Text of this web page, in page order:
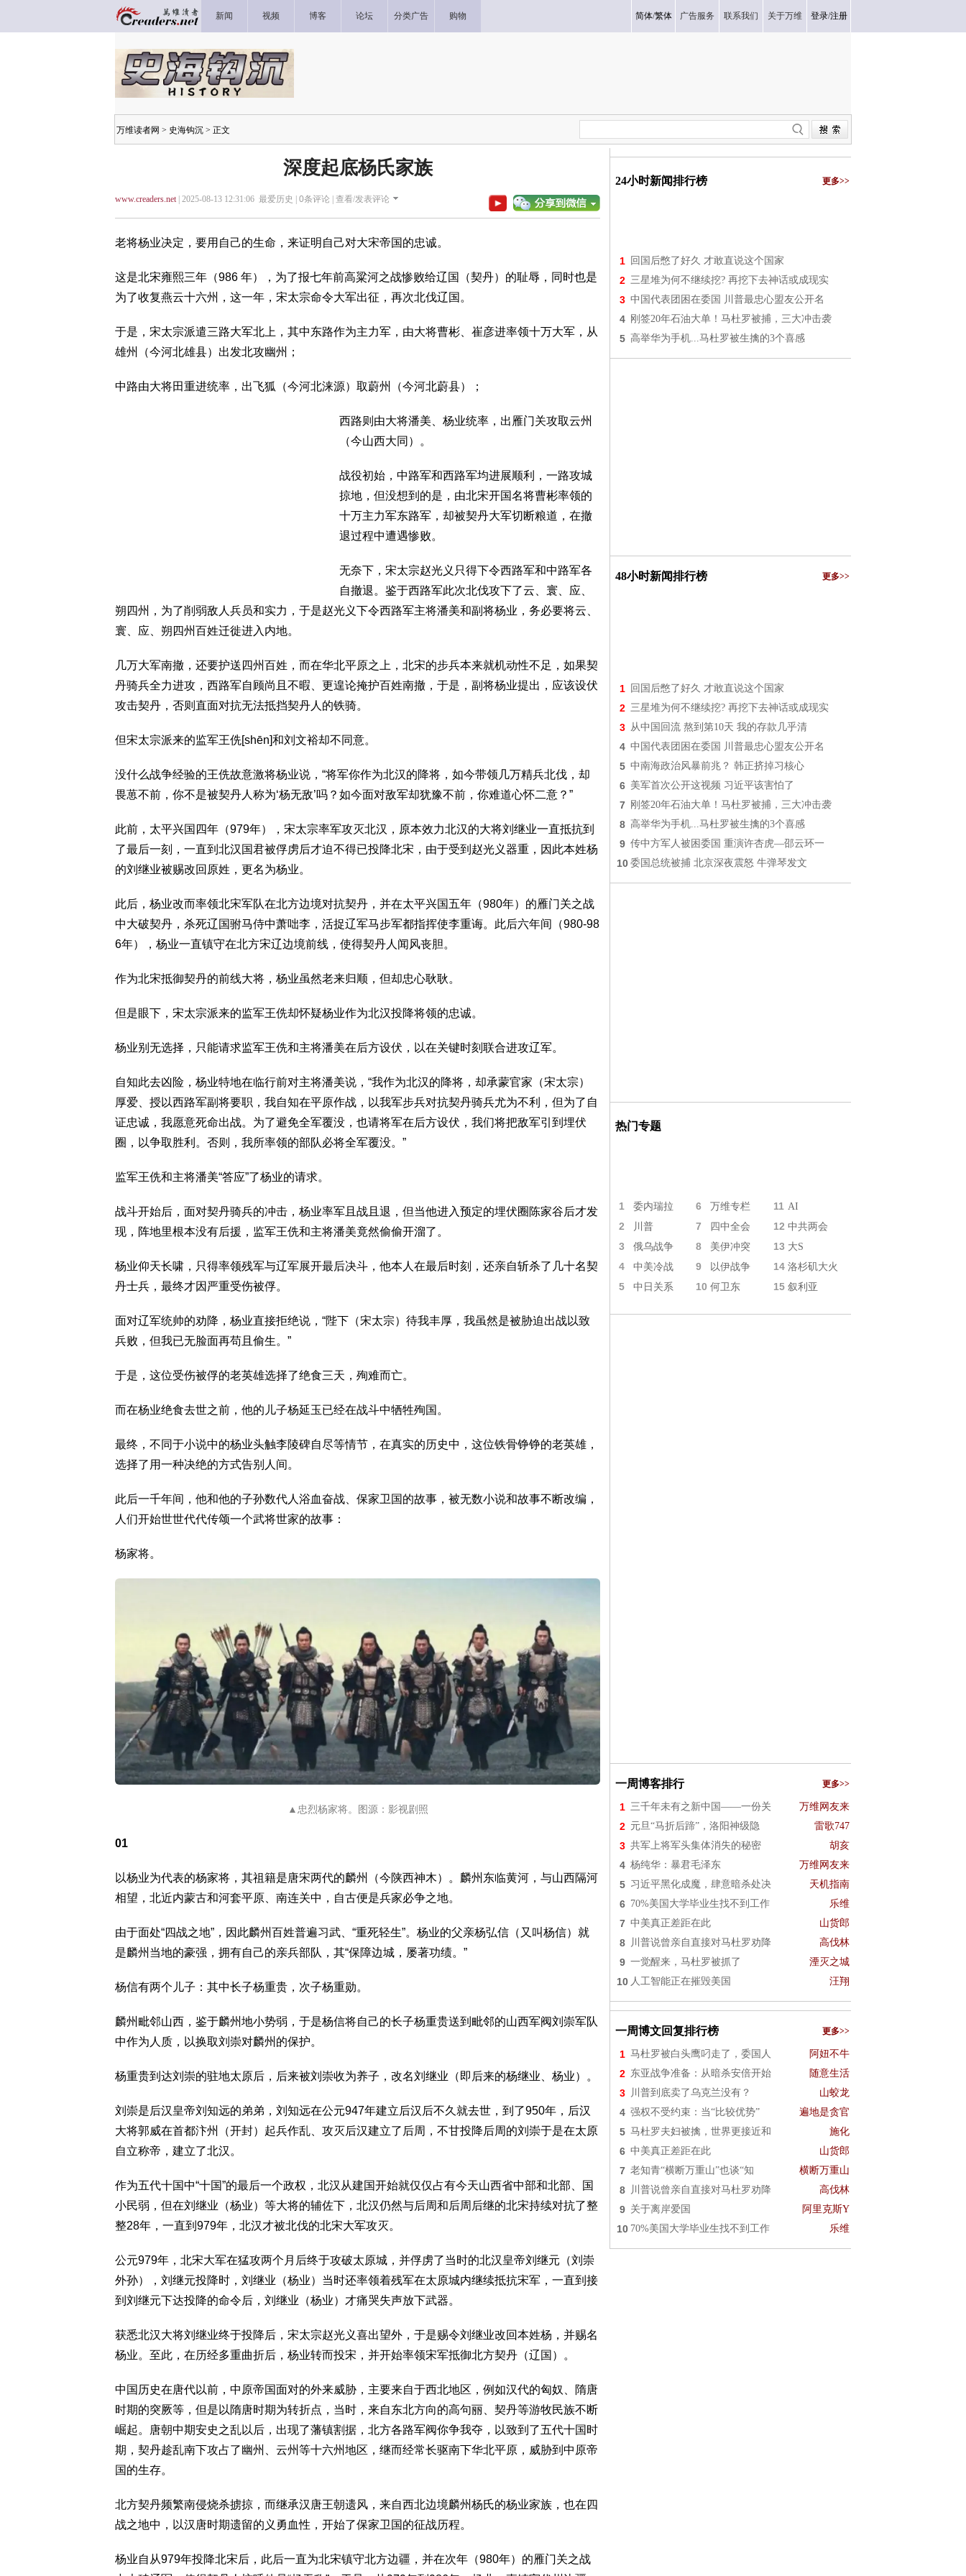
新闻 视频 博客 论坛 分类广告 购物 简体/繁体 广告服务 联系我们 关于万维 登录/注册
万维读者网 > 史海钩沉 > 正文
深度起底杨氏家族
www.creaders.net| 2025-08-13 12:31:06 最爱历史 | 0条评论 | 查看/发表评论
老将杨业决定，要用自己的生命，来证明自己对大宋帝国的忠诚。
这是北宋雍熙三年（986 年），为了报七年前高粱河之战惨败给辽国（契丹）的耻辱，同时也是
为了收复燕云十六州，这一年，宋太宗命令大军出征，再次北伐辽国。
于是，宋太宗派遣三路大军北上，其中东路作为主力军，由大将曹彬、崔彦进率领十万大军，从
雄州（今河北雄县）出发北攻幽州；
中路由大将田重进统率，出飞狐（今河北涞源）取蔚州（今河北蔚县）；
西路则由大将潘美、杨业统率，出雁门关攻取云州
（今山西大同）。
战役初始，中路军和西路军均进展顺利，一路攻城
掠地，但没想到的是，由北宋开国名将曹彬率领的
十万主力军东路军，却被契丹大军切断粮道，在撤
退过程中遭遇惨败。
无奈下，宋太宗赵光义只得下令西路军和中路军各
自撤退。鉴于西路军此次北伐攻下了云、寰、应、
朔四州，为了削弱敌人兵员和实力，于是赵光义下令西路军主将潘美和副将杨业，务必要将云、
寰、应、朔四州百姓迁徙进入内地。
几万大军南撤，还要护送四州百姓，而在华北平原之上，北宋的步兵本来就机动性不足，如果契
丹骑兵全力进攻，西路军自顾尚且不暇、更遑论掩护百姓南撤，于是，副将杨业提出，应该设伏
攻击契丹，否则直面对抗无法抵挡契丹人的铁骑。
但宋太宗派来的监军王侁[shēn]和刘文裕却不同意。
没什么战争经验的王侁故意激将杨业说，“将军你作为北汉的降将，如今带领几万精兵北伐，却
畏葸不前，你不是被契丹人称为‘杨无敌’吗？如今面对敌军却犹豫不前，你难道心怀二意？”
此前，太平兴国四年（979年），宋太宗率军攻灭北汉，原本效力北汉的大将刘继业一直抵抗到
了最后一刻，一直到北汉国君被俘虏后才迫不得已投降北宋，由于受到赵光义器重，因此本姓杨
的刘继业被赐改回原姓，更名为杨业。
此后，杨业改而率领北宋军队在北方边境对抗契丹，并在太平兴国五年（980年）的雁门关之战
中大破契丹，杀死辽国驸马侍中萧咄李，活捉辽军马步军都指挥使李重诲。此后六年间（980-98
6年），杨业一直镇守在北方宋辽边境前线，使得契丹人闻风丧胆。
作为北宋抵御契丹的前线大将，杨业虽然老来归顺，但却忠心耿耿。
但是眼下，宋太宗派来的监军王侁却怀疑杨业作为北汉投降将领的忠诚。
杨业别无选择，只能请求监军王侁和主将潘美在后方设伏，以在关键时刻联合进攻辽军。
自知此去凶险，杨业特地在临行前对主将潘美说，“我作为北汉的降将，却承蒙官家（宋太宗）
厚爱、授以西路军副将要职，我自知在平原作战，以我军步兵对抗契丹骑兵尤为不利，但为了自
证忠诚，我愿意死命出战。为了避免全军覆没，也请将军在后方设伏，我们将把敌军引到埋伏
圈，以争取胜利。否则，我所率领的部队必将全军覆没。”
监军王侁和主将潘美“答应”了杨业的请求。
战斗开始后，面对契丹骑兵的冲击，杨业率军且战且退，但当他进入预定的埋伏圈陈家谷后才发
现，阵地里根本没有后援，监军王侁和主将潘美竟然偷偷开溜了。
杨业仰天长啸，只得率领残军与辽军展开最后决斗，他本人在最后时刻，还亲自斩杀了几十名契
丹士兵，最终才因严重受伤被俘。
面对辽军统帅的劝降，杨业直接拒绝说，“陛下（宋太宗）待我丰厚，我虽然是被胁迫出战以致
兵败，但我已无脸面再苟且偷生。”
于是，这位受伤被俘的老英雄选择了绝食三天，殉难而亡。
而在杨业绝食去世之前，他的儿子杨延玉已经在战斗中牺牲殉国。
最终，不同于小说中的杨业头触李陵碑自尽等情节，在真实的历史中，这位铁骨铮铮的老英雄，
选择了用一种决绝的方式告别人间。
此后一千年间，他和他的子孙数代人浴血奋战、保家卫国的故事，被无数小说和故事不断改编，
人们开始世世代代传颂一个武将世家的故事：
杨家将。
▲忠烈杨家将。图源：影视剧照
01
以杨业为代表的杨家将，其祖籍是唐宋两代的麟州（今陕西神木）。麟州东临黄河，与山西隔河
相望，北近内蒙古和河套平原、南连关中，自古便是兵家必争之地。
由于面处“四战之地”，因此麟州百姓普遍习武、“重死轻生”。杨业的父亲杨弘信（又叫杨信）就
是麟州当地的豪强，拥有自己的亲兵部队，其“保障边城，屡著功绩。”
杨信有两个儿子：其中长子杨重贵，次子杨重勋。
麟州毗邻山西，鉴于麟州地小势弱，于是杨信将自己的长子杨重贵送到毗邻的山西军阀刘崇军队
中作为人质，以换取刘崇对麟州的保护。
杨重贵到达刘崇的驻地太原后，后来被刘崇收为养子，改名刘继业（即后来的杨继业、杨业）。
刘崇是后汉皇帝刘知远的弟弟，刘知远在公元947年建立后汉后不久就去世，到了950年，后汉
大将郭威在首都汴州（开封）起兵作乱、攻灭后汉建立了后周，不甘投降后周的刘崇于是在太原
自立称帝，建立了北汉。
作为五代十国中“十国”的最后一个政权，北汉从建国开始就仅仅占有今天山西省中部和北部、国
小民弱，但在刘继业（杨业）等大将的辅佐下，北汉仍然与后周和后周后继的北宋持续对抗了整
整28年，一直到979年，北汉才被北伐的北宋大军攻灭。
公元979年，北宋大军在猛攻两个月后终于攻破太原城，并俘虏了当时的北汉皇帝刘继元（刘崇
外孙），刘继元投降时，刘继业（杨业）当时还率领着残军在太原城内继续抵抗宋军，一直到接
到刘继元下达投降的命令后，刘继业（杨业）才痛哭失声放下武器。
获悉北汉大将刘继业终于投降后，宋太宗赵光义喜出望外，于是赐令刘继业改回本姓杨，并赐名
杨业。至此，在历经多重曲折后，杨业转而投宋，并开始率领宋军抵御北方契丹（辽国）。
中国历史在唐代以前，中原帝国面对的外来威胁，主要来自于西北地区，例如汉代的匈奴、隋唐
时期的突厥等，但是以隋唐时期为转折点，当时，来自东北方向的高句丽、契丹等游牧民族不断
崛起。唐朝中期安史之乱以后，出现了藩镇割据，北方各路军阀你争我夺，以致到了五代十国时
期，契丹趁乱南下攻占了幽州、云州等十六州地区，继而经常长驱南下华北平原，威胁到中原帝
国的生存。
北方契丹频繁南侵烧杀掳掠，而继承汉唐王朝遗风，来自西北边境麟州杨氏的杨业家族，也在四
战之地中，以汉唐时期遗留的义勇血性，开始了保家卫国的征战历程。
杨业自从979年投降北宋后，此后一直为北宋镇守北方边疆，并在次年（980年）的雁门关之战
24小时新闻排行榜 更多>>
1 回国后憋了好久 才敢直说这个国家
2 三星堆为何不继续挖? 再挖下去神话或成现实
3 中国代表团困在委国 川普最忠心盟友公开名
4 刚签20年石油大单！马杜罗被捕，三大冲击袭
5 高举华为手机...马杜罗被生擒的3个喜感
48小时新闻排行榜 更多>>
1 回国后憋了好久 才敢直说这个国家
2 三星堆为何不继续挖? 再挖下去神话或成现实
3 从中国回流 熬到第10天 我的存款几乎清
4 中国代表团困在委国 川普最忠心盟友公开名
5 中南海政治风暴前兆？ 韩正挤掉习核心
6 美军首次公开这视频 习近平该害怕了
7 刚签20年石油大单！马杜罗被捕，三大冲击袭
8 高举华为手机...马杜罗被生擒的3个喜感
9 传中方军人被困委国 重演许杏虎—邵云环一
10 委国总统被捕 北京深夜震怒 牛弹琴发文
热门专题
1 委内瑞拉 6 万维专栏 11 AI
2 川普 7 四中全会 12 中共两会
3 俄乌战争 8 美伊冲突 13 大S
4 中美冷战 9 以伊战争 14 洛杉矶大火
5 中日关系 10 何卫东 15 叙利亚
一周博客排行 更多>>
1 三千年未有之新中国——一份关 万维网友来
2 元旦“马折后蹄”，洛阳神级隐 雷歌747
3 共军上将军头集体消失的秘密 胡亥
4 杨纯华：暴君毛泽东 万维网友来
5 习近平黑化成魔，肆意暗杀处决 天机指南
6 70%美国大学毕业生找不到工作 乐维
7 中美真正差距在此 山货郎
8 川普说曾亲自直接对马杜罗劝降 高伐林
9 一觉醒来，马杜罗被抓了 湮灭之城
10 人工智能正在摧毁美国 汪翔
一周博文回复排行榜 更多>>
1 马杜罗被白头鹰叼走了，委国人 阿妞不牛
2 东亚战争准备：从暗杀安倍开始 随意生活
3 川普到底卖了乌克兰没有？ 山蛟龙
4 强权不受约束：当“比较优势” 遍地是贪官
5 马杜罗夫妇被擒，世界更接近和 施化
6 中美真正差距在此 山货郎
7 老知青“横断万重山”也谈“知 横断万重山
8 川普说曾亲自直接对马杜罗劝降 高伐林
9 关于离岸爱国 阿里克斯Y
10 70%美国大学毕业生找不到工作 乐维